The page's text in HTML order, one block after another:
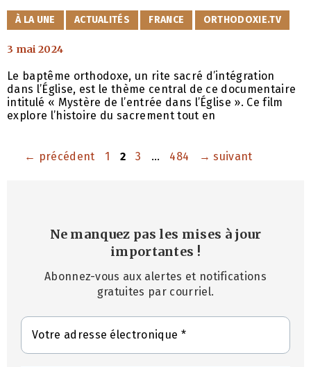
CATÉGORIES
À LA UNE ACTUALITÉS FRANCE ORTHODOXIE.TV
3 mai 2024
Le baptême orthodoxe, un rite sacré d’intégration
dans l’Église, est le thème central de ce documentaire
intitulé « Mystère de l’entrée dans l’Église ». Ce film
explore l’histoire du sacrement tout en
← précédent Page
1 Page
2 Page
3 … Page
484 → suivant
Ne manquez pas les mises à jour
importantes !
Abonnez-vous aux alertes et notifications
gratuites par courriel.